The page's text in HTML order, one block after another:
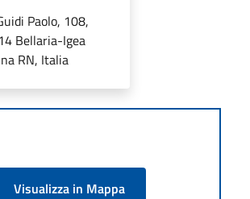
Paolo, 108,
Bellaria-Igea
RN, Italia
Visualizza in Mappa